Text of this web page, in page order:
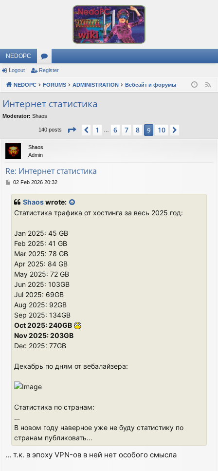
NEDOPC
or
u
s
Logout Register
NEDOPC FORUMS ADMINISTRATION Вебсайт и форумы
Интернет статистика
Moderator: Shaos
140 posts Page 9 of 10
Previous
1 6 7 8 9 10
Shaos
Admin
Re: Интернет статистика
P02 Feb 2026 20:32
Shaoswrote:
Статистика трафика от хостинга за весь 2025 год:
Jan 2025: 45 GB
Feb 2025: 41 GB
Mar 2025: 78 GB
Apr 2025: 84 GB
May 2025: 72 GB
Jun 2025: 103GB
Jul 2025: 69GB
Aug 2025: 92GB
Sep 2025: 134GB
Oct 2025: 240GB
Nov 2025: 203GB
Dec 2025: 77GB
Декабрь по дням от вебалайзера:
Статистика по странам:
...
В новом году наверное уже не буду статистику по
странам публиковать...
... т.к. в эпоху VPN-ов в ней нет особого смысла